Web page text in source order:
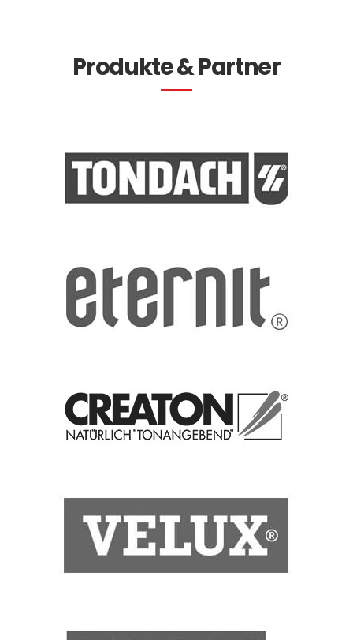
Produkte & Partner